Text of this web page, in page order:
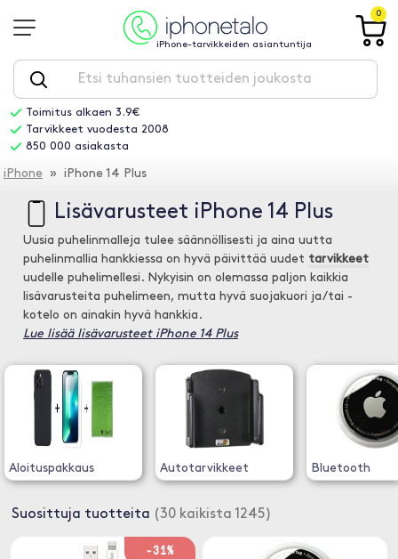
iPhone-tarvikkeiden asiantuntija
0
Toimitus alkaen 3.9€
Tarvikkeet vuodesta 2008
850 000 asiakasta
iPhone » iPhone 14 Plus
Lisävarusteet iPhone 14 Plus
Uusia puhelinmalleja tulee säännöllisesti ja aina uutta
puhelinmallia hankkiessa on hyvä päivittää uudet tarvikkeet
uudelle puhelimellesi. Nykyisin on olemassa paljon kaikkia
lisävarusteita puhelimeen, mutta hyvä suojakuori ja/tai -
kotelo on ainakin hyvä hankkia.
Lue lisää lisävarusteet iPhone 14 Plus
Aloituspakkaus Autotarvikkeet Bluetooth
Suosittuja tuotteita (30 kaikista 1245)
-31%